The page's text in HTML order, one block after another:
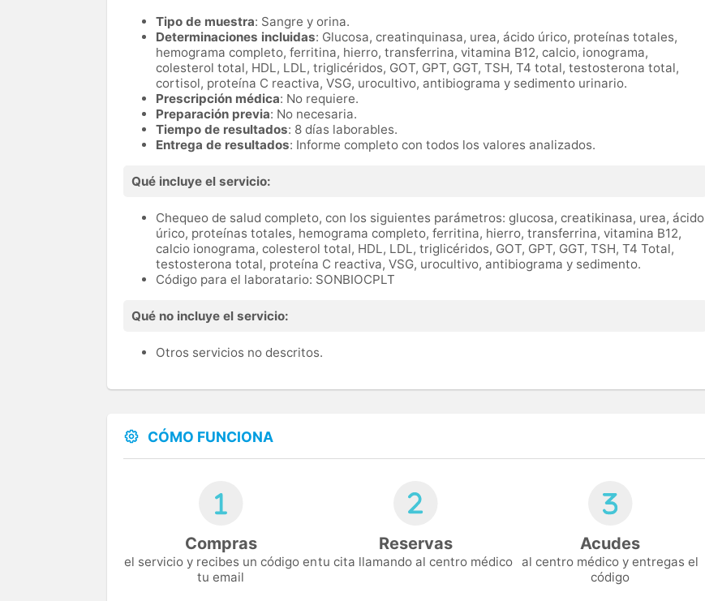
Tipo de muestra: Sangre y orina.
Determinaciones incluidas: Glucosa, creatinquinasa, urea, ácido úrico, proteínas totales,
hemograma completo, ferritina, hierro, transferrina, vitamina B12, calcio, ionograma,
colesterol total, HDL, LDL, triglicéridos, GOT, GPT, GGT, TSH, T4 total, testosterona total,
cortisol, proteína C reactiva, VSG, urocultivo, antibiograma y sedimento urinario.
Prescripción médica: No requiere.
Preparación previa: No necesaria.
Tiempo de resultados: 8 días laborables.
Entrega de resultados: Informe completo con todos los valores analizados.
Qué incluye el servicio:
Chequeo de salud completo, con los siguientes parámetros: glucosa, creatikinasa, urea, ácido
úrico, proteínas totales, hemograma completo, ferritina, hierro, transferrina, vitamina B12,
calcio ionograma, colesterol total, HDL, LDL, triglicéridos, GOT, GPT, GGT, TSH, T4 Total,
testosterona total, proteína C reactiva, VSG, urocultivo, antibiograma y sedimento.
Código para el laboratario: SONBIOCPLT
Qué no incluye el servicio:
Otros servicios no descritos.
CÓMO FUNCIONA
Compras
el servicio y recibes un código en
tu email
Reservas
tu cita llamando al centro médico
Acudes
al centro médico y entregas el
código